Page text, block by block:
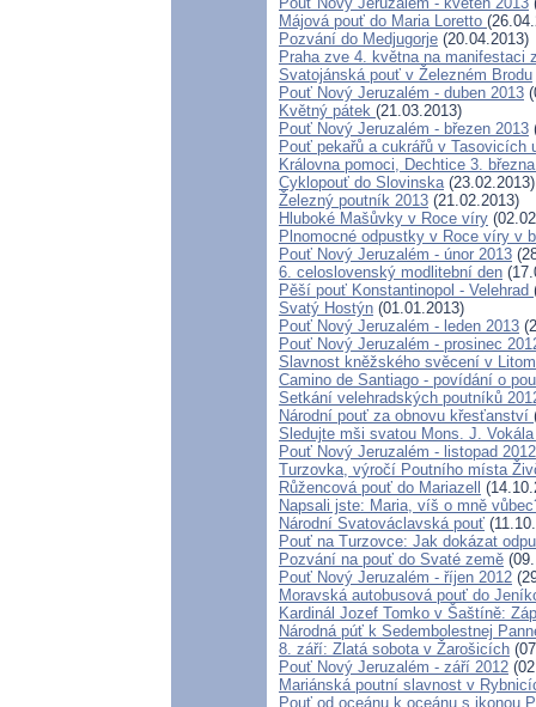
Májová pouť do Maria Loretto
Pozvání do Medjugorje (20.04.2013)
Praha zve 4. května na manifestaci
Svatojánská pouť v Železném Brodu
Pouť Nový Jeruzalém - duben 2013
Květný pátek (21.03.2013)
Pouť Nový Jeruzalém - březen 2013
Pouť pekařů a cukrářů v Tasovicích
Královna pomoci, Dechtice 3.
Cyklopouť do Slovinska(23.02.2013)
Železný poutník 2013 (21.02.2013)
Hluboké Mašůvky v Roce víry
Plnomocné odpustky v Roce víry v
Pouť Nový Jeruzalém - únor 2013
6. celoslovenský modlitební den
Pěší pouť Konstantinopol - Velehrad
Svatý Hostýn (01.01.2013)
Pouť Nový Jeruzalém - leden 2013
Pouť Nový Jeruzalém - prosinec
Slavnost kněžského svěcení v
Camino de Santiago - povídání o
Setkání velehradských poutníků
Národní pouť za obnovu křesťanství
Sledujte mši svatou Mons. J.
Pouť Nový Jeruzalém - listopad 2012
Turzovka, výročí Poutního místa
Růžencová pouť do Mariazell
Napsali jste: Maria, víš o mně
Národní Svatováclavská pouť
Pouť na Turzovce: Jak dokázat
Pozvání na pouť do Svaté země
Pouť Nový Jeruzalém - říjen 2012
Moravská autobusová pouť do
Kardinál Jozef Tomko v Šaštíně:
Národná púť k Sedembolestnej
8. září: Zlatá sobota v Žarošicích
Pouť Nový Jeruzalém - září 2012
Mariánská poutní slavnost v
Pouť od oceánu k oceánu s ikonou